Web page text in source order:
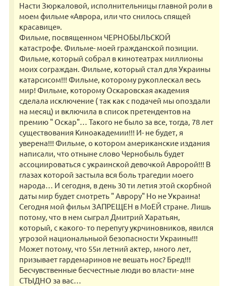
Насти Зюркаловой, исполнительницы главной роли в
моем фильме «Аврора, или что снилось спящей
красавице».
Фильме, посвященном ЧЕРНОБЫЛЬСКОЙ
катастрофе. Фильме- моей гражданской позиции.
Фильме, который собрал в кинотеатрах миллионы
моих сограждан. Фильме, который стал для Украины
катарсисом!!! Фильме, которому рукоплескал весь
мир! Фильме, которому Оскаровская академия
сделала исключение ( так как с подачей мы опоздали
на месяц) и включила в список претендентов на
премию " Оскар"… Такого не было за все, тогда, 78 лет
существования Киноакадемии!!! И- не будет, я
уверена!!! Фильме, о котором американские издания
написали, что отныне слово Чернобыль будет
ассоциироваться с украинской девочкой Авророй!!! В
глазах которой застыла вся боль трагедии моего
народа… И сегодня, в день 30 ти летия этой скорбной
даты мир будет смотреть " Аврору" Но не Украина!
Сегодня мой фильм ЗАПРЕЩЕН в МоЕЙ стране. Лишь
потому, что в нем сыграл Дмитрий Харатьян,
который, с какого- то перепугу укрчиновников, явился
угрозой национальныой безопасности Украины!!!
Может потому, что 55и летний актер, много лет,
призывает гардемаринов не вешать нос? Бред!!!
Бесчувственные бесчестные люди во власти- мне
СТЫДНО за вас…